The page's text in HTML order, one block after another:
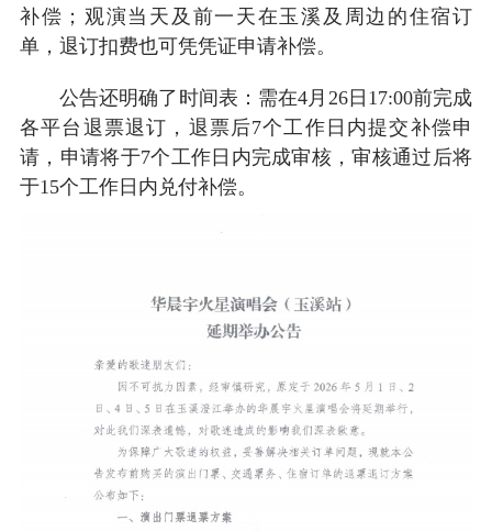
补偿；观演当天及前一天在玉溪及周边的住宿订
单，退订扣费也可凭凭证申请补偿。
公告还明确了时间表：需在4月26日17:00前完成
各平台退票退订，退票后7个工作日内提交补偿申
请，申请将于7个工作日内完成审核，审核通过后将
于15个工作日内兑付补偿。